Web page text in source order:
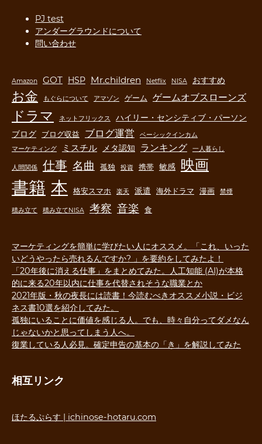
PJ test
アンダーグラウンドについて
問い合わせ
Amazon GOT HSP Mr.children Netflix NISA おすすめ
お金 もぐらについて アマゾン ゲーム ゲームオブスローンズ
ドラマ ネットフリックス
ハイリー・センシティブ・パーソン
ブログ
ブログ収益 ブログ運営
ベーシックインカム
マーケティング
ミスチル メタ認知 ランキング 一人暮らし
人間関係 仕事 名曲 孤独 投資 携帯 敏感 映画
書籍 本 格安スマホ 楽天 派遣 海外ドラマ 漫画 禁煙
積み立て 積み立てNISA 考察 音楽 食
マーケティングを簡単に学びたい人にオススメ。「これ、いった
いどうやったら売れるんですか? 」を要約をしてみたよ！
「20年後に消える仕事」をまとめてみた。人工知能 (AI)が本格
的に来る20年以内に仕事を代替されそうな職業とか
2021年版・秋の夜長には読書！今読むべきオススメ小説・ビジ
ネス書10選を紹介してみた。
孤独にいることに価値を感じる人。でも、時々自分ってダメなん
じゃないかと思ってしまう人へ。
復業している人必見。確定申告の基本の「き」を解説してみた
相互リンク
ほたるぷらす | ichinose-hotaru.com